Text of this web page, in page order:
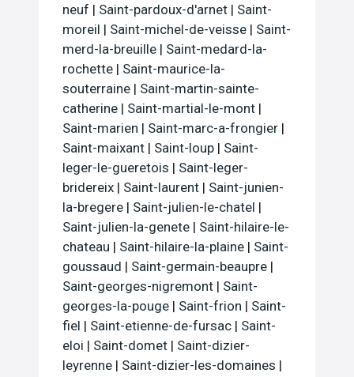
neuf | Saint-pardoux-d'arnet | Saint-
moreil | Saint-michel-de-veisse | Saint-
merd-la-breuille | Saint-medard-la-
rochette | Saint-maurice-la-
souterraine | Saint-martin-sainte-
catherine | Saint-martial-le-mont |
Saint-marien | Saint-marc-a-frongier |
Saint-maixant | Saint-loup | Saint-
leger-le-gueretois | Saint-leger-
bridereix | Saint-laurent | Saint-junien-
la-bregere | Saint-julien-le-chatel |
Saint-julien-la-genete | Saint-hilaire-le-
chateau | Saint-hilaire-la-plaine | Saint-
goussaud | Saint-germain-beaupre |
Saint-georges-nigremont | Saint-
georges-la-pouge | Saint-frion | Saint-
fiel | Saint-etienne-de-fursac | Saint-
eloi | Saint-domet | Saint-dizier-
leyrenne | Saint-dizier-les-domaines |